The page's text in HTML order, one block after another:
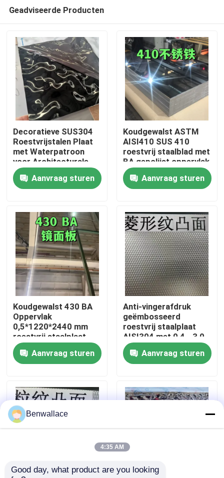
Huis
Producten
Video's
Over ons
fabriekstour
Kwaliteitscontrole
Nieuws
Vraag een offerte
Geadviseerde Producten
Decoratieve SUS304
Roestvrijstalen Plaat
met Waterpatroon
voor Architecturale
Buitenruimtes
Aanvraag sturen
Koudgewalst ASTM
AISI410 SUS 410
roestvrij staalblad met
BA gepolijst oppervlak
0,8 * 1220 * 2440
Aanvraag sturen
Koudgewalst 430 BA
Oppervlak
0,5*1220*2440 mm
roestvrij staalplaat
met 6K
spiegeloppervlak
Aanvraag sturen
Anti-vingerafdruk
geëmbosseerd
roestvrij staalplaat
AISI304 met 0,4 - 3,0
mm dikte voor
architecturale
toepassingen
Aanvraag sturen
Benwallace
4:35 AM
Good day, what product are you looking